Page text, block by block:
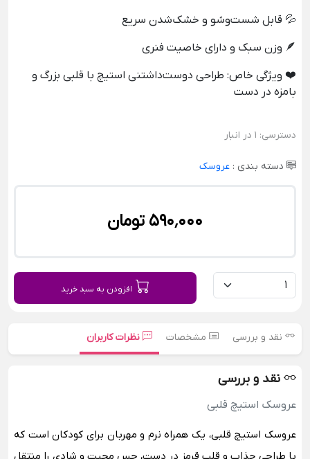
💦 قابل شست‌وشو و خشک‌شدن سریع
🪶 وزن سبک و دارای خاصیت فنری
❤️ ویژگی خاص: طراحی دوست‌داشتنی استیچ با قلبی بزرگ و
بامزه در دست
دسترسی: 1 در انبار
دسته بندی : عروسک
590٬000 تومان
افزودن به سبد خرید
نقد و بررسی مشخصات نظرات کاربران
نقد و بررسی
عروسک استیچ قلبی
عروسک استیچ قلبی، یک همراه نرم و مهربان برای کودکان است که